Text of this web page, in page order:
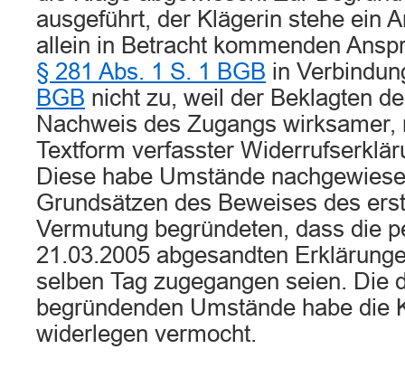
ausgeführt, der Klägerin stehe ein
allein in Betracht kommenden
§ 281 Abs. 1 S. 1 BGB in
BGB nicht zu, weil der Beklagten
Nachweis des Zugangs wirksamer,
Textform verfasster
Diese habe Umstände
Grundsätzen des Beweises des
Vermutung begründeten, dass die
21.03.2005 abgesandten
selben Tag zugegangen seien. Die
begründenden Umstände habe die
widerlegen vermocht.